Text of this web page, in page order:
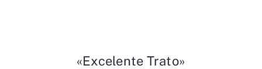
«Excelente Trato»